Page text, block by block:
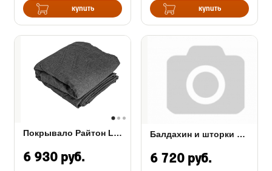
купить купить
Покрывало Райтон Lagom Quilt
6 930 руб.
Балдахин и шторки Alitte
6 720 руб.